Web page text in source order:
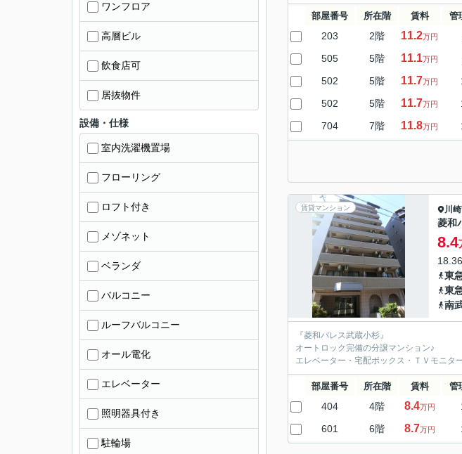
部屋番号 所在階 賃料 管
203 2階 11.2万円
505 5階 11.1万円
502 5階 11.7万円
502 5階 11.7万円
704 7階 11.8万円
賃貸マンション 川
菱和
8.4
東
東
南
『菱和パレス武蔵小杉』
オートロック完備の分譲マンション♪
エレベーター・宅配ボックス・ＴＶモニタ
部屋番号 所在階 賃料 管
404 4階 8.4万円
601 6階 8.7万円
ワンフロア
高層ビル
飲食店可
居抜物件
設備・仕様
室内洗濯機置場
フローリング
ロフト付き
メゾネット
ベランダ
バルコニー
ルーフバルコニー
オール電化
エレベーター
照明器具付き
駐輪場